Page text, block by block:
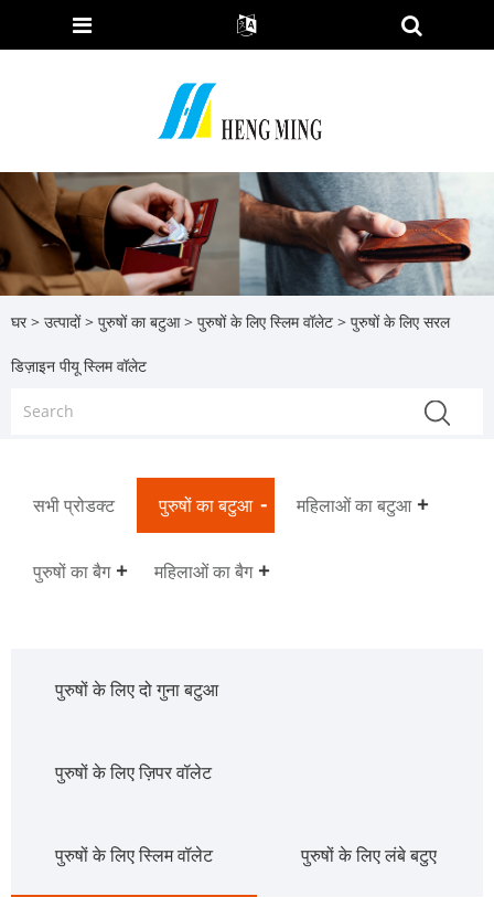
घर > उत्पादों> पुरुषों का बटुआ> पुरुषों के लिए स्लिम वॉलेट > पुरुषों के लिए सरल
डिज़ाइन पीयू स्लिम वॉलेट
सभी प्रोडक्ट पुरुषों का बटुआ महिलाओं का बटुआ
पुरुषों का बैग महिलाओं का बैग
पुरुषों के लिए दो गुना बटुआ
पुरुषों के लिए ज़िपर वॉलेट
पुरुषों के लिए स्लिम वॉलेट पुरुषों के लिए लंबे बटुए